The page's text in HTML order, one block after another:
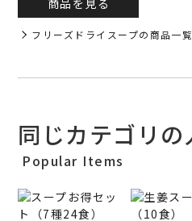
フリーズドライスープの商品一覧
同じカテゴリの
Popular Items